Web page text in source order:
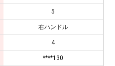
5
右ハンドル
4
****130